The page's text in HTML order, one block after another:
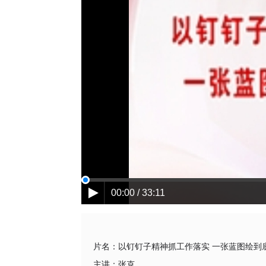
00:00 / 33:11
片名： 以钉钉子精神抓工作落实 一张蓝图绘到
主讲： 张克